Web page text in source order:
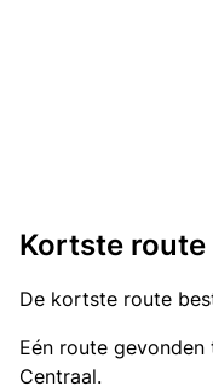
Kortste route
De kortste route
Eén route
Centraal.